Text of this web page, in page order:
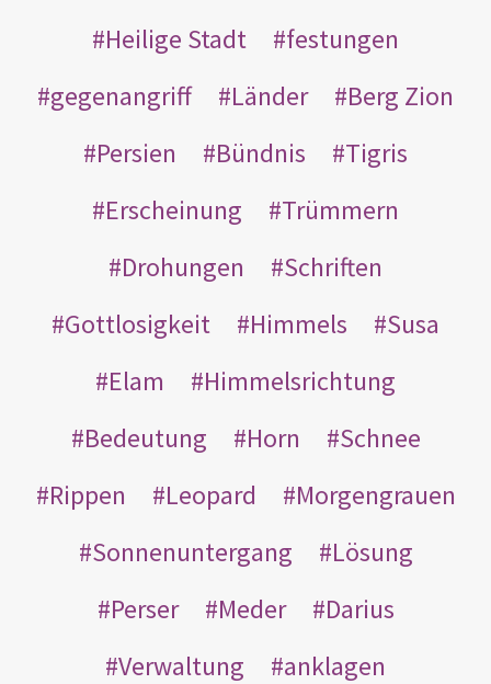
Heilige Stadt
festungen
gegenangriff
Länder
Berg Zion
Persien
Bündnis
Tigris
Erscheinung
Trümmern
Drohungen
Schriften
Gottlosigkeit
Himmels
Susa
Elam
Himmelsrichtung
Bedeutung
Horn
Schnee
Rippen
Leopard
Morgengrauen
Sonnenuntergang
Lösung
Perser
Meder
Darius
Verwaltung
anklagen